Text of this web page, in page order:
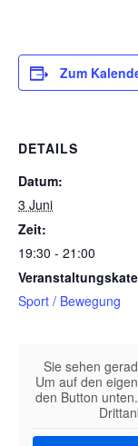
Zum
DETAILS
Datum:
3 Juni
Zeit:
19:30 - 21:00
Sport / Bewegung
Sie sehen
Um auf den
den Button